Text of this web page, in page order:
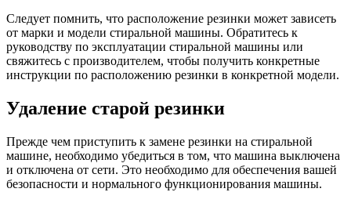
Следует помнить, что расположение резинки может зависеть
от марки и модели стиральной машины. Обратитесь к
руководству по эксплуатации стиральной машины или
свяжитесь с производителем, чтобы получить конкретные
инструкции по расположению резинки в конкретной модели.
Удаление старой резинки
Прежде чем приступить к замене резинки на стиральной
машине, необходимо убедиться в том, что машина выключена
и отключена от сети. Это необходимо для обеспечения вашей
безопасности и нормального функционирования машины.